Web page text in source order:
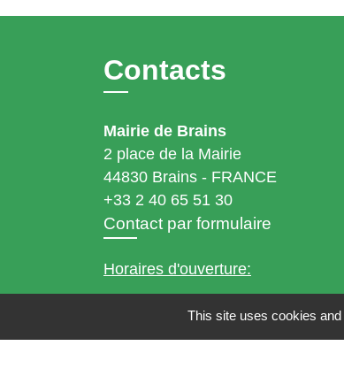
Contacts
Mairie de Brains
2 place de la Mairie
44830 Brains - FRANCE
+33 2 40 65 51 30
Contact par formulaire
Horaires d'ouverture:
This site uses cookies